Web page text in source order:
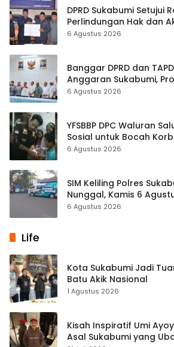
DPRD Sukabumi Setujui
Perlindungan Hak dan
Diperkuat
6 Agustus 2026
Banggar DPRD dan
Anggaran Sukabumi,
hingga Pendapatan
6 Agustus 2026
YFSBBP DPC Waluran
Sosial untuk Bocah
Panas
6 Agustus 2026
SIM Keliling Polres
Nunggal, Kamis 6
6 Agustus 2026
Life
Kota Sukabumi Jadi
Batu Akik Nasional
1 Agustus 2026
Kisah Inspiratif Umi
Asal Sukabumi yang